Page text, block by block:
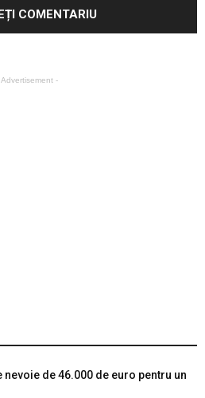
Advertisement -
nevoie de 46.000 de euro pentru un